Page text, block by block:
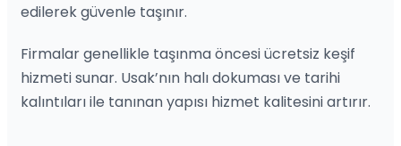
edilerek güvenle taşınır.
Firmalar genellikle taşınma öncesi ücretsiz keşif
hizmeti sunar. Usak’nın halı dokuması ve tarihi
kalıntıları ile tanınan yapısı hizmet kalitesini artırır.